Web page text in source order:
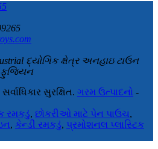
દ્યોગિક ક્ષેત્ર અનહાઇ ટાઉન
ફુજિયન
સુરક્ષિત. ગરમ ઉત્પાદનો -
રમકડું, છોકરીઓ માટે પેન પાઉચ,
, કેન્ડી રમકડું, પ્રમોશનલ પ્લાસ્ટિક